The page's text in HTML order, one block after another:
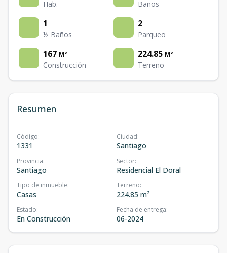
Hab. Baños
1
½ Baños
2
Parqueo
167 M²
Construcción
224.85 M²
Terreno
Resumen
Código:
1331
Ciudad:
Santiago
Provincia:
Santiago
Sector:
Residencial El Doral
Tipo de inmueble:
Casas
Terreno:
224.85 m²
Estado:
En Construcción
Fecha de entrega:
06-2024